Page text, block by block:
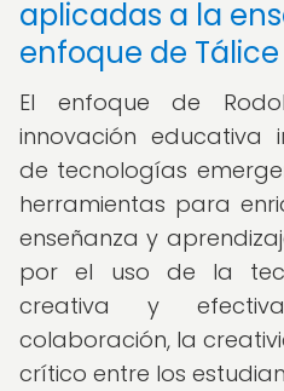
aplicadas a la
enfoque de Tálice
El enfoque de
innovación educativa
de tecnologías
herramientas para
enseñanza y
por el uso de la
creativa y
colaboración, la
crítico entre los